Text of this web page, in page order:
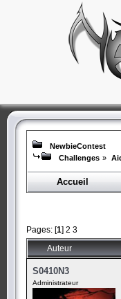
NewbieContest
Challenges »
Accueil
Pages: [1] 2 3
Auteur
S0410N3
Administrateur